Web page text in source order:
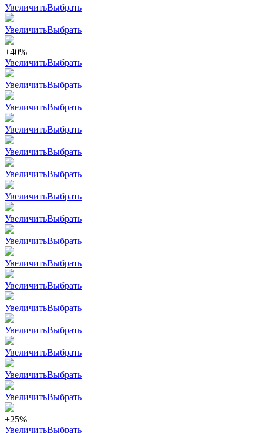
УвеличитьВыбрать
УвеличитьВыбрать
+40%
УвеличитьВыбрать
УвеличитьВыбрать
УвеличитьВыбрать
УвеличитьВыбрать
УвеличитьВыбрать
УвеличитьВыбрать
УвеличитьВыбрать
УвеличитьВыбрать
УвеличитьВыбрать
УвеличитьВыбрать
УвеличитьВыбрать
УвеличитьВыбрать
УвеличитьВыбрать
УвеличитьВыбрать
УвеличитьВыбрать
УвеличитьВыбрать
+25%
УвеличитьВыбрать